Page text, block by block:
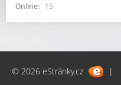
Online: 15
© 2026 eStránky.cz |